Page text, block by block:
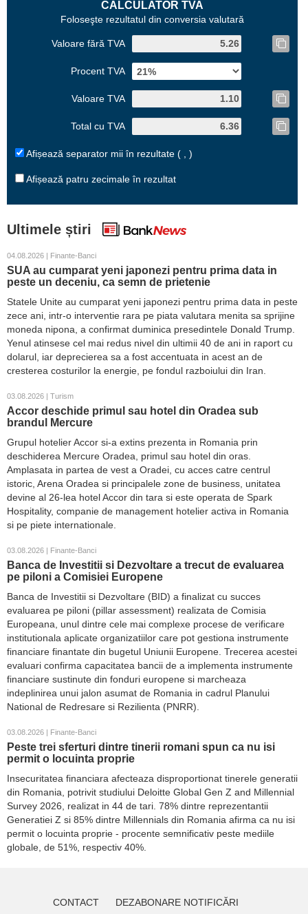
CALCULATOR TVA
Foloseşte rezultatul din conversia valutară
Valoare fără TVA
Procent TVA
Valoare TVA
Total cu TVA
Afișează separator mii în rezultate ( , )
Afișează patru zecimale în rezultat
Ultimele știri
04.08.2026 | Finante-Banci
SUA au cumparat yeni japonezi pentru prima data in
peste un deceniu, ca semn de prietenie
Statele Unite au cumparat yeni japonezi pentru prima data in peste
zece ani, intr-o interventie rara pe piata valutara menita sa sprijine
moneda nipona, a confirmat duminica presedintele Donald Trump.
Yenul atinsese cel mai redus nivel din ultimii 40 de ani in raport cu
dolarul, iar deprecierea sa a fost accentuata in acest an de
cresterea costurilor la energie, pe fondul razboiului din Iran.
03.08.2026 | Turism
Accor deschide primul sau hotel din Oradea sub
brandul Mercure
Grupul hotelier Accor si-a extins prezenta in Romania prin
deschiderea Mercure Oradea, primul sau hotel din oras.
Amplasata in partea de vest a Oradei, cu acces catre centrul
istoric, Arena Oradea si principalele zone de business, unitatea
devine al 26-lea hotel Accor din tara si este operata de Spark
Hospitality, companie de management hotelier activa in Romania
si pe piete internationale.
03.08.2026 | Finante-Banci
Banca de Investitii si Dezvoltare a trecut de evaluarea
pe piloni a Comisiei Europene
Banca de Investitii si Dezvoltare (BID) a finalizat cu succes
evaluarea pe piloni (pillar assessment) realizata de Comisia
Europeana, unul dintre cele mai complexe procese de verificare
institutionala aplicate organizatiilor care pot gestiona instrumente
financiare finantate din bugetul Uniunii Europene. Trecerea acestei
evaluari confirma capacitatea bancii de a implementa instrumente
financiare sustinute din fonduri europene si marcheaza
indeplinirea unui jalon asumat de Romania in cadrul Planului
National de Redresare si Rezilienta (PNRR).
03.08.2026 | Finante-Banci
Peste trei sferturi dintre tinerii romani spun ca nu isi
permit o locuinta proprie
Insecuritatea financiara afecteaza disproportionat tinerele generatii
din Romania, potrivit studiului Deloitte Global Gen Z and Millennial
Survey 2026, realizat in 44 de tari. 78% dintre reprezentantii
Generatiei Z si 85% dintre Millennials din Romania afirma ca nu isi
permit o locuinta proprie - procente semnificativ peste mediile
globale, de 51%, respectiv 40%.
CONTACT DEZABONARE NOTIFICĂRI